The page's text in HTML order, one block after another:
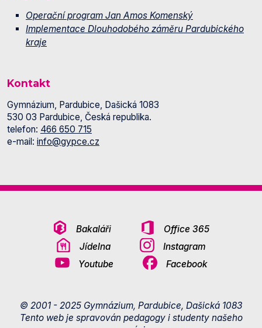
Operační program Jan Amos Komenský
Implementace Dlouhodobého záměru Pardubického
kraje
Kontakt
Gymnázium, Pardubice, Dašická 1083
530 03 Pardubice, Česká republika.
telefon: 466 650 715
e-mail: info@gypce.cz
Bakaláři
Office 365
Jídelna
Instagram
Youtube
Facebook
© 2001 - 2025 Gymnázium, Pardubice, Dašická 1083
Tento web je spravován pedagogy i studenty našeho